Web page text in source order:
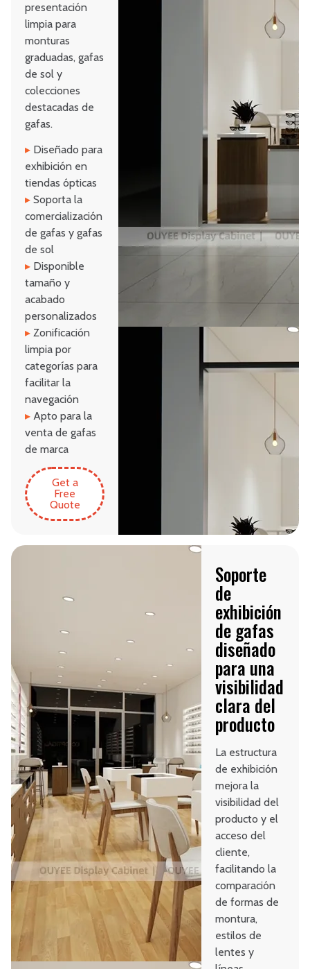
presentación
limpia para
monturas
graduadas, gafas
de sol y
colecciones
destacadas de
gafas.
▸ Diseñado para
exhibición en
tiendas ópticas
▸ Soporta la
comercialización
de gafas y gafas
de sol
▸ Disponible
tamaño y
acabado
personalizados
▸ Zonificación
limpia por
categorías para
facilitar la
navegación
▸ Apto para la
venta de gafas
de marca
Get a
Free
Quote
Soporte
de
exhibición
de gafas
diseñado
para una
visibilidad
clara del
producto
La estructura
de exhibición
mejora la
visibilidad del
producto y el
acceso del
cliente,
facilitando la
comparación
de formas de
montura,
estilos de
lentes y